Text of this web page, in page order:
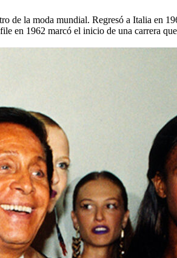
de la moda mundial. Regresó a Italia en
en 1962 marcó el inicio de una carrera